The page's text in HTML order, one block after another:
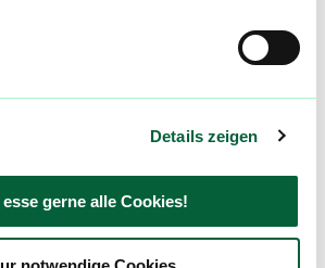
Details zeigen
esse gerne alle Cookies!
informiert zu werden und
und die